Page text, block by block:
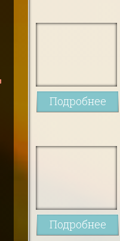
Подробнее
Подробнее